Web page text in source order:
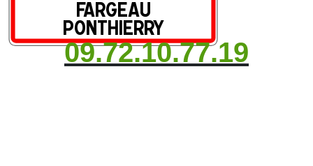
09.72.10.77.19